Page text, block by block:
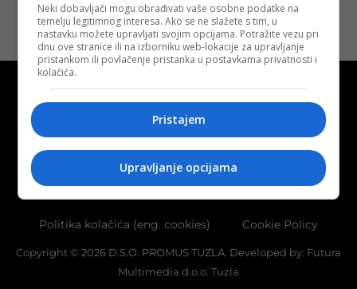
Kontakt O nama Marketing
Uslovi korištenja Terms of use
Politika kolačića (eng. cookies) Cookie Policy
Copyright © 2026 D.S.O. PROMUS TUZLA. Developed by: Futura
Multimedia d.o.o. Tuzla
Neki dobavljači mogu obrađivati vaše osobne podatke na
temelju legitimnog interesa. Ako se ne slažete s tim, u
nastavku možete upravljati svojim opcijama. Potražite vezu pri
dnu ove stranice ili na izborniku web-lokacije za upravljanje
pristankom ili povlačenje pristanka u postavkama privatnosti i
kolačića.
Pristajem
Upravljanje opcijama